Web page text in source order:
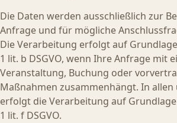
Die Daten werden ausschließlich zur
Anfrage und für mögliche
Die Verarbeitung erfolgt auf
1 lit. b DSGVO, wenn Ihre Anfrage mit
Veranstaltung, Buchung oder
Maßnahmen zusammenhängt. In allen
erfolgt die Verarbeitung auf Grundlage
1 lit. f DSGVO.